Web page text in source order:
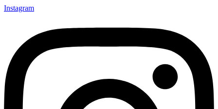
Instagram